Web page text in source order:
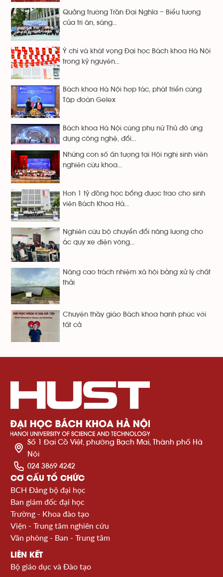
Quảng trường Trần Đại Nghĩa – Biểu tượng
của tri ân, sáng...
Ý chí và khát vọng Đại học Bách khoa Hà Nội
trong kỷ nguyên...
Bách khoa Hà Nội hợp tác, phát triển cùng
Tập đoàn Gelex
Bách khoa Hà Nội cùng phụ nữ Thủ đô ứng
dụng công nghệ, đổi...
Những con số ấn tượng tại Hội nghị sinh viên
nghiên cứu khoa...
Hơn 1 tỷ đồng học bổng được trao cho sinh
viên Bách Khoa Hà...
Nghiên cứu bộ chuyển đổi năng lượng cho
ắc quy xe điện vòng...
Nâng cao trách nhiệm xã hội bằng xử lý chất
thải
Chuyện thầy giáo Bách khoa hạnh phúc với
tất cả
Số 1 Đại Cồ Việt, phường Bạch Mai, Thành phố Hà
Nội
024 3869 4242
CƠ CẤU TỔ CHỨC
BCH Đảng bộ đại học
Ban giám đốc đại học
Trường - Khoa đào tạo
Viện - Trung tâm nghiên cứu
Văn phòng - Ban - Trung tâm
LIÊN KẾT
Bộ giáo dục và Đào tạo